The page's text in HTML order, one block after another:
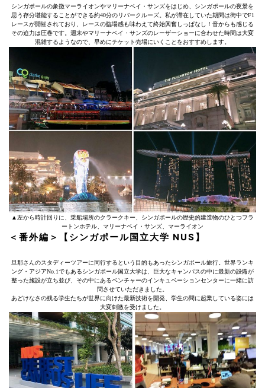
シンガポールの象徴マーライオンやマリーナベイ・サンズをはじめ、シンガポールの夜景を
思う存分堪能することができる約40分のリバークルーズ。私が滞在していた期間は街中でF1
レースが開催されており、レースの臨場感も味わえて終始興奮しっぱなし！音からも感じる
その迫力は圧巻です。週末やマリーナベイ・サンズのレーザーショーに合わせた時間は大変
混雑するようなので、早めにチケット売場にいくことをおすすめします。
▲左から時計回りに、乗船場所のクラークキー、シンガポールの歴史的建造物のひとつフラ
ートンホテル、マリーナベイ・サンズ、マーライオン
＜番外編＞【シンガポール国立大学 NUS】
旦那さんのスタディーツアーに同行するという目的もあったシンガポール旅行。世界ランキ
ング・アジアNo.1でもあるシンガポール国立大学は、巨大なキャンパスの中に最新の設備が
整った施設が立ち並び、その中にあるベンチャーのインキュベーションセンターに一緒に訪
問させていただきました。
あどけなさの残る学生たちが世界に向けた最新技術を開発、学生の間に起業している姿には
大変刺激を受けました。